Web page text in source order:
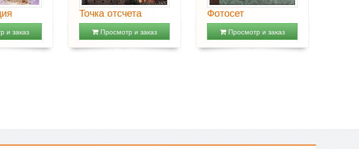
и заказ
Точка отсчета
Просмотр и заказ
Фотосет
Просмотр и заказ